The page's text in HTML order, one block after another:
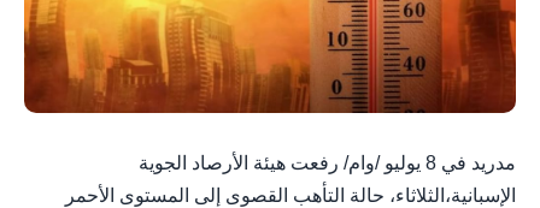
مدريد في 8 يوليو /وام/ رفعت هيئة الأرصاد الجوية
الإسبانية،الثلاثاء، حالة التأهب القصوى إلى المستوى الأحمر